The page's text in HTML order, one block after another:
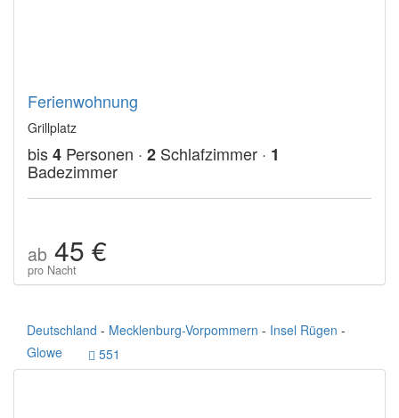
Ferienwohnung
Grillplatz
bis4 Personen · 2 Schlafzimmer · 1
Badezimmer
ab 45 €
pro Nacht
Deutschland - Mecklenburg-Vorpommern - Insel Rügen -
Glowe
551